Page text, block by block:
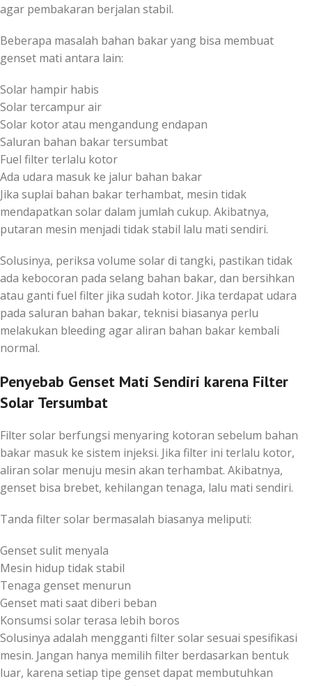
agar pembakaran berjalan stabil.
Beberapa masalah bahan bakar yang bisa membuat
genset mati antara lain:
Solar hampir habis
Solar tercampur air
Solar kotor atau mengandung endapan
Saluran bahan bakar tersumbat
Fuel filter terlalu kotor
Ada udara masuk ke jalur bahan bakar
Jika suplai bahan bakar terhambat, mesin tidak
mendapatkan solar dalam jumlah cukup. Akibatnya,
putaran mesin menjadi tidak stabil lalu mati sendiri.
Solusinya, periksa volume solar di tangki, pastikan tidak
ada kebocoran pada selang bahan bakar, dan bersihkan
atau ganti fuel filter jika sudah kotor. Jika terdapat udara
pada saluran bahan bakar, teknisi biasanya perlu
melakukan bleeding agar aliran bahan bakar kembali
normal.
Penyebab Genset Mati Sendiri karena Filter
Solar Tersumbat
Filter solar berfungsi menyaring kotoran sebelum bahan
bakar masuk ke sistem injeksi. Jika filter ini terlalu kotor,
aliran solar menuju mesin akan terhambat. Akibatnya,
genset bisa brebet, kehilangan tenaga, lalu mati sendiri.
Tanda filter solar bermasalah biasanya meliputi:
Genset sulit menyala
Mesin hidup tidak stabil
Tenaga genset menurun
Genset mati saat diberi beban
Konsumsi solar terasa lebih boros
Solusinya adalah mengganti filter solar sesuai spesifikasi
mesin. Jangan hanya memilih filter berdasarkan bentuk
luar, karena setiap tipe genset dapat membutuhkan